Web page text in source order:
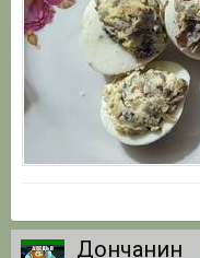
Дончанин